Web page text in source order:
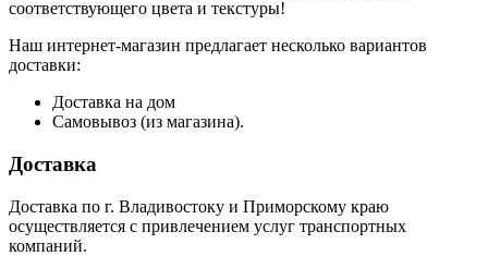
соответствующего цвета и текстуры!
Наш интернет-магазин предлагает несколько вариантов
доставки:
Доставка на дом
Самовывоз (из магазина).
Доставка
Доставка по г. Владивостоку и Приморскому краю
осуществляется с привлечением услуг транспортных
компаний.